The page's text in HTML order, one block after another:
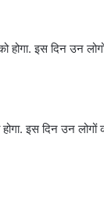
होगा. इस दिन उन
होगा. इस दिन उन